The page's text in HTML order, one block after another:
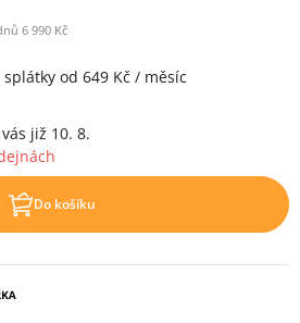
6 990 Kč
splátky od 649 Kč / měsíc
již 10. 8.
Do košíku